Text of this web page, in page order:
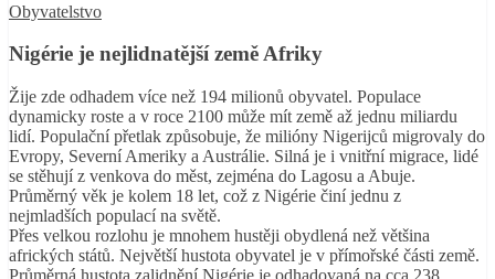
Obyvatelstvo
Nigérie je nejlidnatější země Afriky
Žije zde odhadem více než 194 milionů obyvatel. Populace
dynamicky roste a v roce 2100 může mít země až jednu miliardu
lidí. Populační přetlak způsobuje, že milióny Nigerijců migrovaly do
Evropy, Severní Ameriky a Austrálie. Silná je i vnitřní migrace, lidé
se stěhují z venkova do měst, zejména do Lagosu a Abuje.
Průměrný věk je kolem 18 let, což z Nigérie činí jednu z
nejmladších populací na světě.
Přes velkou rozlohu je mnohem hustěji obydlená než většina
afrických států. Největší hustota obyvatel je v přímořské části země.